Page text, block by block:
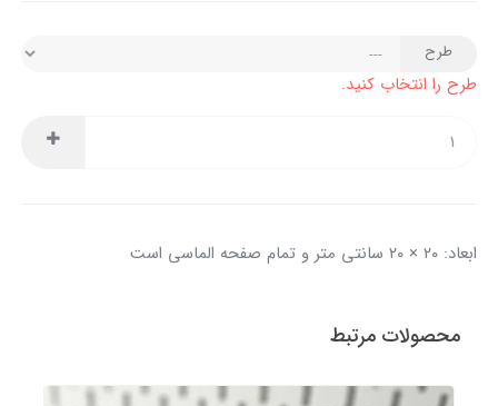
طرح
طرح را انتخاب کنید.
ابعاد: ۲۰ × ۲۰ سانتی متر و تمام صفحه الماسی است
محصولات مرتبط